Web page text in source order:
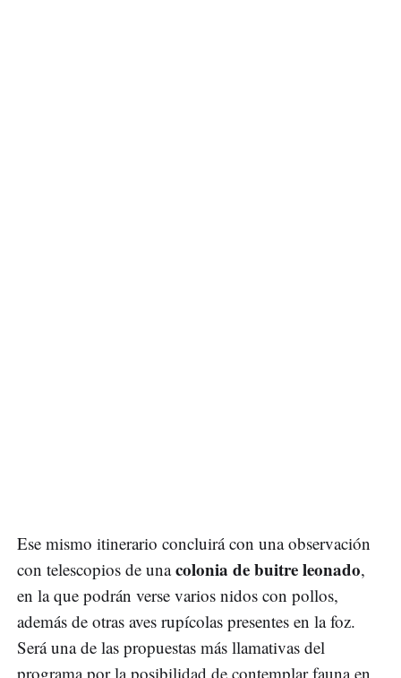
Ese mismo itinerario concluirá con una observación
con telescopios de unacolonia de buitre leonado,
en la que podrán verse varios nidos con pollos,
además de otras aves rupícolas presentes en la foz.
Será una de las propuestas más llamativas del
programa por la posibilidad de contemplar fauna en